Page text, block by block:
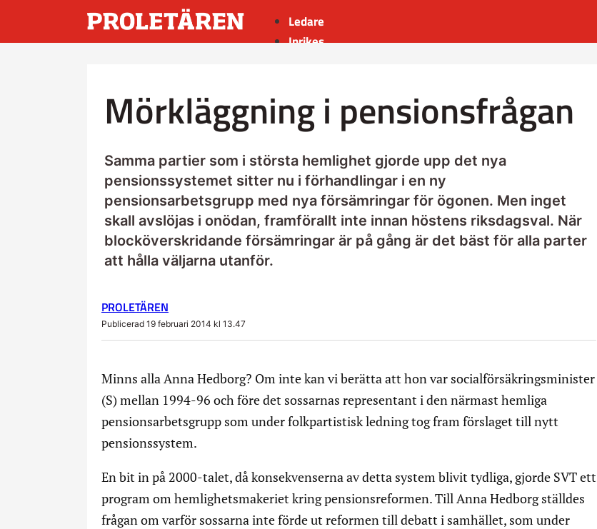
Ledare
Inrikes
Sport
Insänt
Mörkläggning i pensionsfrågan
Samma partier som i största hemlighet gjorde upp det nya
pensionssystemet sitter nu i förhandlingar i en ny
pensionsarbetsgrupp med nya försämringar för ögonen. Men inget
skall avslöjas i onödan, framförallt inte innan höstens riksdagsval. När
blocköverskridande försämringar är på gång är det bäst för alla parter
att hålla väljarna utanför.
PROLETÄREN
Publicerad 19 februari 2014 kl 13.47
Minns alla Anna Hedborg? Om inte kan vi berätta att hon var socialförsäkringsminister
(S) mellan 1994-96 och före det sossarnas representant i den närmast hemliga
pensionsarbetsgrupp som under folkpartistisk ledning tog fram förslaget till nytt
pensionssystem.
En bit in på 2000-talet, då konsekvenserna av detta system blivit tydliga, gjorde SVT ett
program om hemlighetsmakeriet kring pensionsreformen. Till Anna Hedborg ställdes
frågan om varför sossarna inte förde ut reformen till debatt i samhället, som under